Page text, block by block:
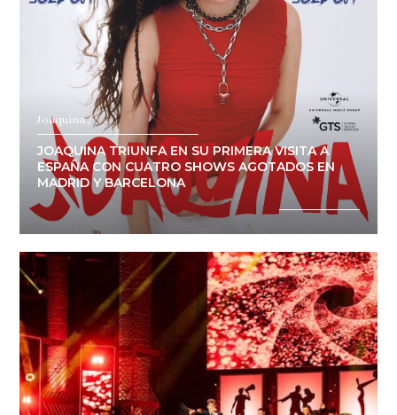
Joaquina /
JOAQUINA TRIUNFA EN SU PRIMERA VISITA A
ESPAÑA CON CUATRO SHOWS AGOTADOS EN
MADRID Y BARCELONA